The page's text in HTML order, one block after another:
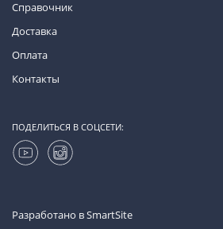
Справочник
Доставка
Оплата
Контакты
ПОДЕЛИТЬСЯ В СОЦСЕТИ:
Разработано вSmartSite